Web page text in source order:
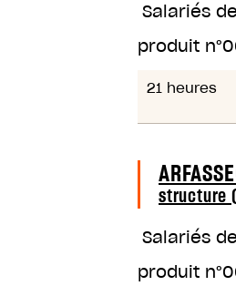
Salariés
produit n°
21 heures
structure
Salariés
produit n°